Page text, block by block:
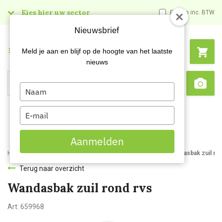
Kies hier uw sector Prijzen inc. BTW
Search
Menu
Home Webshop Afvalbakken en -zakken Afvalbakken Wandasbak zuil
Terug naar overzicht
Wandasbak zuil rond rvs
Art: 659968
Nieuwsbrief
Meld je aan en blijf op de hoogte van het laatste
nieuws
Type
your
name
Type
your
email
Aanmelden